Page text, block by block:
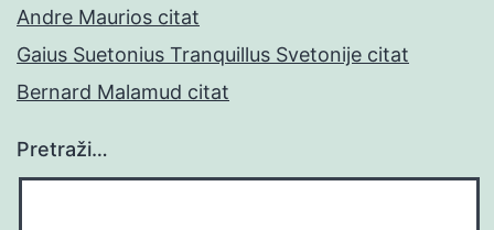
Andre Maurios citat
Gaius Suetonius Tranquillus Svetonije citat
Bernard Malamud citat
Pretraži…